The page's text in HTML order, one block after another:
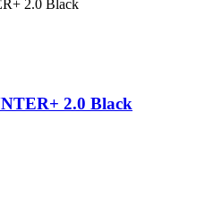
2.0 Black